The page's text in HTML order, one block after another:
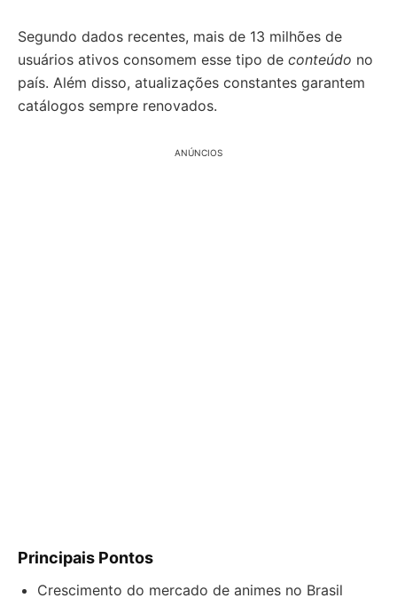
Segundo dados recentes, mais de 13 milhões de
usuários ativos consomem esse tipo de conteúdo no
país. Além disso, atualizações constantes garantem
catálogos sempre renovados.
ANÚNCIOS
Principais Pontos
Crescimento do mercado de animes no Brasil